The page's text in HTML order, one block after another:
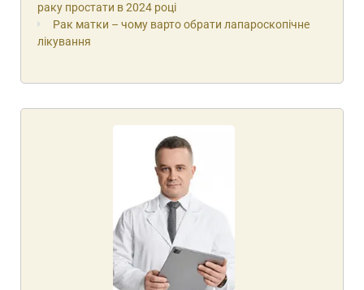
раку простати в 2024 році
Рак матки – чому варто обрати лапароскопічне
лікування